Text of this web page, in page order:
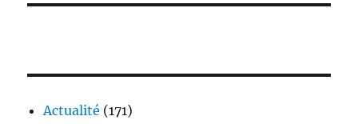
Actualité (171)